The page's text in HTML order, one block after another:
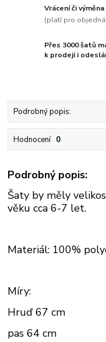
Vrácení či
(platí pro
Přes 3000 šatů
k prodeji i
Podrobný popis:
Hodnocení 0
Podrobný popis:
Šaty by měly
věku cca 6-7 let.
Materiál: 100%
Míry:
Hruď 67 cm
pas 64 cm